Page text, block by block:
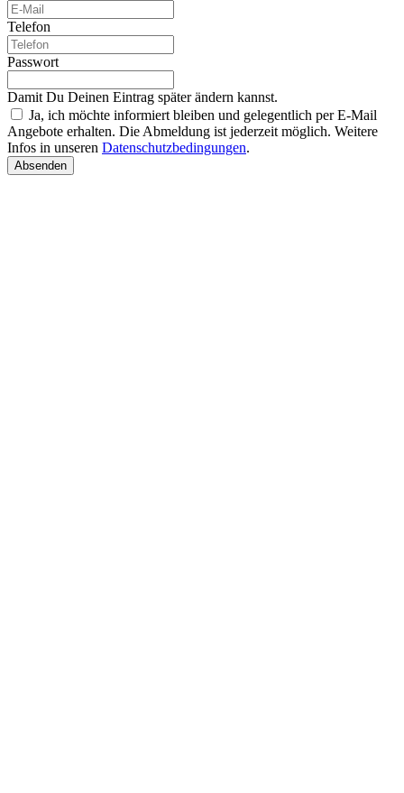
Telefon
Passwort
Damit Du Deinen Eintrag später ändern kannst.
Ja, ich möchte informiert bleiben und gelegentlich per E-Mail
Angebote erhalten. Die Abmeldung ist jederzeit möglich. Weitere
Infos in unseren Datenschutzbedingungen.
Absenden